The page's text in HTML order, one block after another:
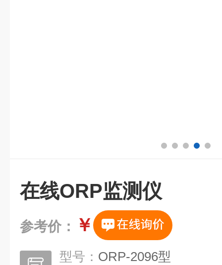
在线ORP监测仪
参考价： ￥
型号： ORP-2096型